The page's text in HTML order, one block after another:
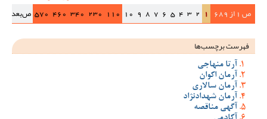
ص 1 از 689 1
2
3
4
5
6
7
8
9
10
110
230
340
460
570 ص‌بعد
فهرست برچسب‌ها
آرتا منهاجی
آرمان اکوان
آرمان سالاری
آرمان شهدادنژاد
آگهی مناقصه